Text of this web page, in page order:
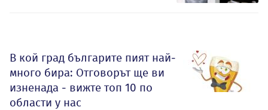
В кой град българите пият най-
много бира: Отговорът ще ви
изненада - вижте топ 10 по
области у нас